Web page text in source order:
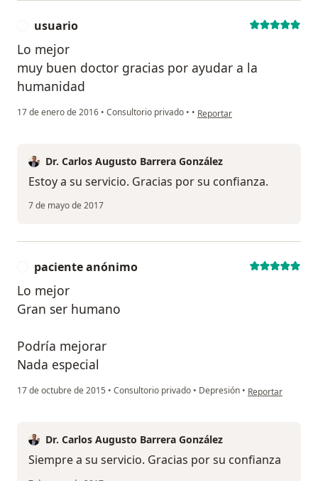
usuario
Lo mejor
muy buen doctor gracias por ayudar a la
humanidad
17 de enero de 2016 • Consultorio privado • • en opinión del usuario usuario
Reportar
Dr. Carlos Augusto Barrera González
Estoy a su servicio. Gracias por su confianza.
7 de mayo de 2017
paciente anónimo
Lo mejor
Gran ser humano
Podría mejorar
Nada especial
17 de octubre de 2015 • Consultorio privado • Depresión • en opinión del
Reportar
Dr. Carlos Augusto Barrera González
Siempre a su servicio. Gracias por su confianza